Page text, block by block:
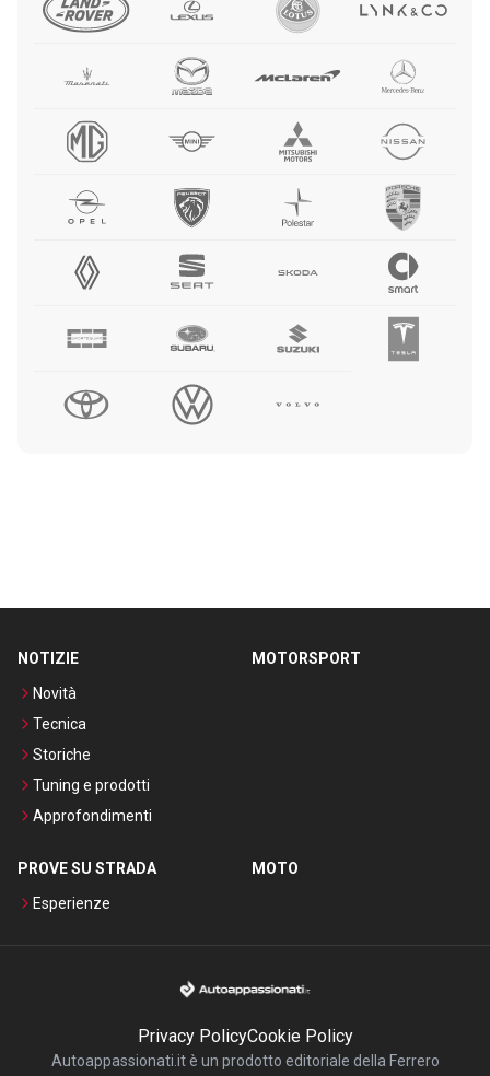
NOTIZIE
Novità
Tecnica
Storiche
Tuning e prodotti
Approfondimenti
MOTORSPORT
PROVE SU STRADA
Esperienze
MOTO
Privacy PolicyCookie Policy
Autoappassionati.it è un prodotto editoriale della Ferrero